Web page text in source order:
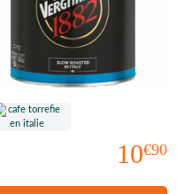
10€90